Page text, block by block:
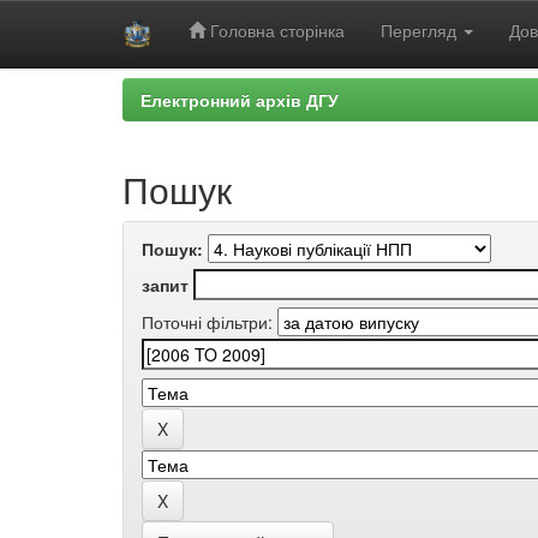
Головна сторінка Перегляд
Електронний архів ДГУ
Пошук
Пошук:
запит
Поточні фільтри: